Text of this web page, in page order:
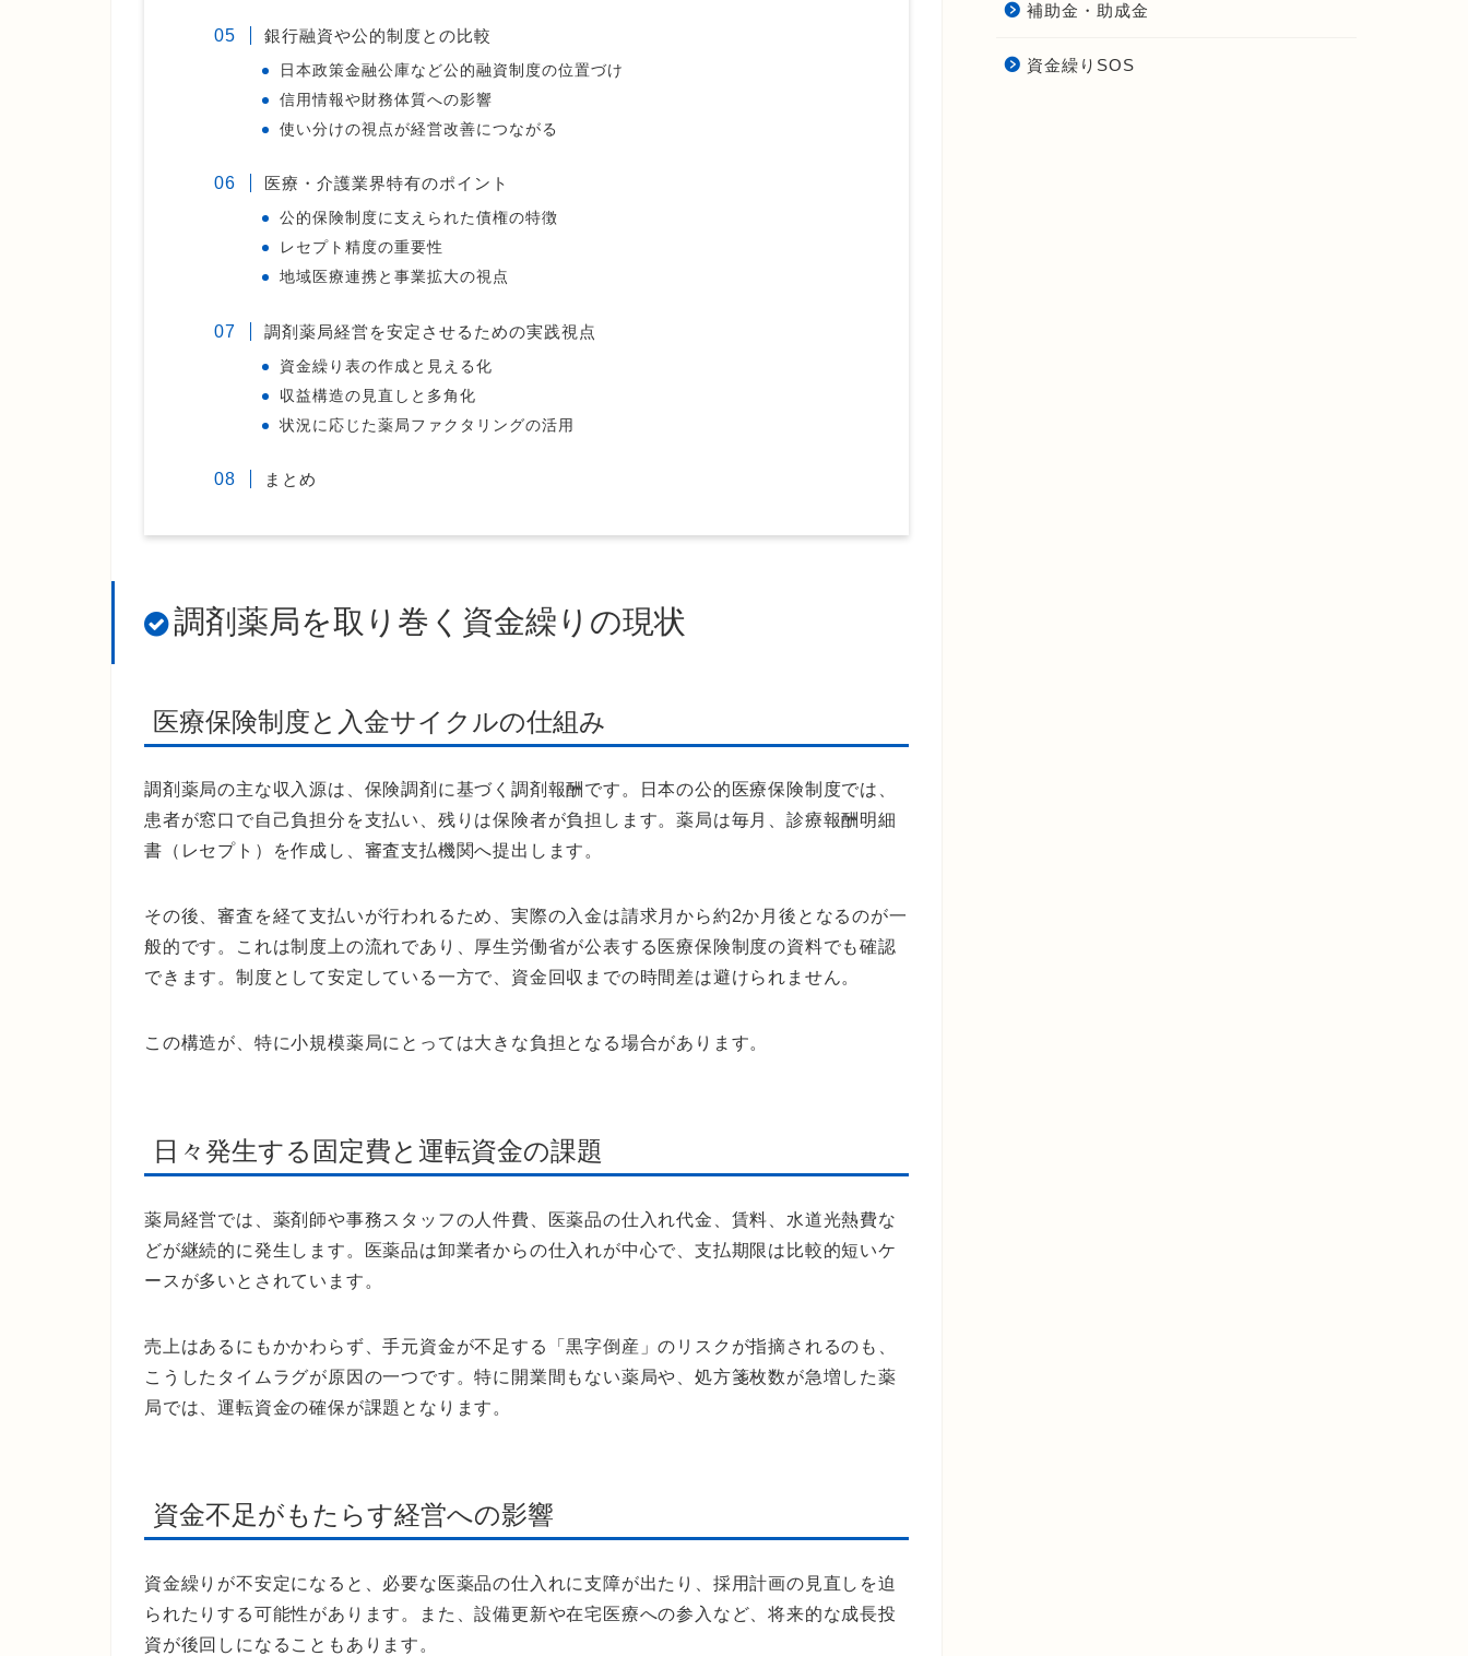
銀行融資や公的制度との比較
日本政策金融公庫など公的融資制度の位置づけ
信用情報や財務体質への影響
使い分けの視点が経営改善につながる
医療・介護業界特有のポイント
公的保険制度に支えられた債権の特徴
レセプト精度の重要性
地域医療連携と事業拡大の視点
調剤薬局経営を安定させるための実践視点
資金繰り表の作成と見える化
収益構造の見直しと多角化
状況に応じた薬局ファクタリングの活用
まとめ
調剤薬局を取り巻く資金繰りの現状
医療保険制度と入金サイクルの仕組み
調剤薬局の主な収入源は、保険調剤に基づく調剤報酬です。日本の公的医療保険制度では、
患者が窓口で自己負担分を支払い、残りは保険者が負担します。薬局は毎月、診療報酬明細
書（レセプト）を作成し、審査支払機関へ提出します。
その後、審査を経て支払いが行われるため、実際の入金は請求月から約2か月後となるのが一
般的です。これは制度上の流れであり、厚生労働省が公表する医療保険制度の資料でも確認
できます。制度として安定している一方で、資金回収までの時間差は避けられません。
この構造が、特に小規模薬局にとっては大きな負担となる場合があります。
日々発生する固定費と運転資金の課題
薬局経営では、薬剤師や事務スタッフの人件費、医薬品の仕入れ代金、賃料、水道光熱費な
どが継続的に発生します。医薬品は卸業者からの仕入れが中心で、支払期限は比較的短いケ
ースが多いとされています。
売上はあるにもかかわらず、手元資金が不足する「黒字倒産」のリスクが指摘されるのも、
こうしたタイムラグが原因の一つです。特に開業間もない薬局や、処方箋枚数が急増した薬
局では、運転資金の確保が課題となります。
資金不足がもたらす経営への影響
資金繰りが不安定になると、必要な医薬品の仕入れに支障が出たり、採用計画の見直しを迫
られたりする可能性があります。また、設備更新や在宅医療への参入など、将来的な成長投
資が後回しになることもあります。
補助金・助成金
資金繰りSOS